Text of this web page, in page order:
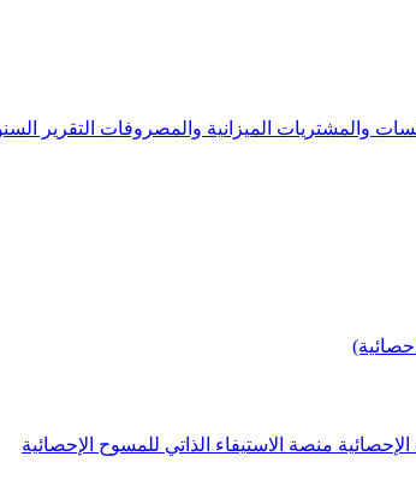
والمشتريات الميزانية والمصروفات التقرير
منصة الاستيفاء الذاتي للمسوح الإحصائية